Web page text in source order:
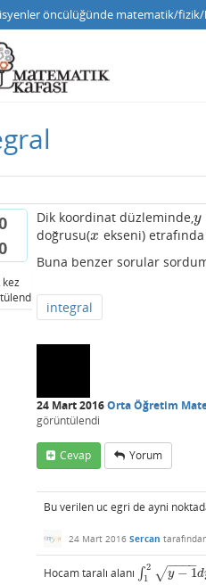
öncülüğünde matematik/
kez
Dik koordinat düzleminde,y
y=
doğrusu(x
x ekseni) etrafında
Buna benzer sorular
integral
24 Mart 2016Orta Öğretim
görüntülendi
Cevap Yorum
Bu verilen uc egri de ayni
24 Mart 2016 Sercan
Hocam taralı alanı ∫ 2
1
y − 1
− −
−−
√ d
∫12 y−1d y